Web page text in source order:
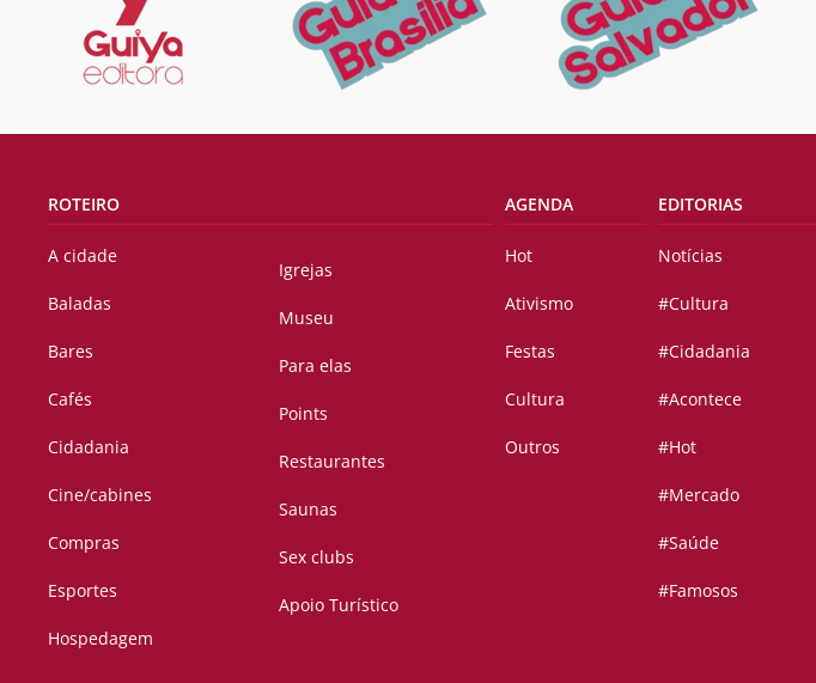
ROTEIRO
A cidade
Baladas
Bares
Cafés
Cidadania
Cine/cabines
Compras
Esportes
Hospedagem
Igrejas
Museu
Para elas
Points
Restaurantes
Saunas
Sex clubs
Apoio Turístico
AGENDA
Hot
Ativismo
Festas
Cultura
Outros
EDITORIAS
Notícias
#Cultura
#Cidadania
#Acontece
#Hot
#Mercado
#Saúde
#Famosos